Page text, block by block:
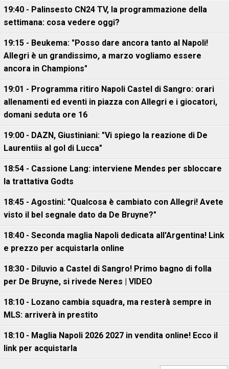
19:40 - Palinsesto CN24 TV, la programmazione della
settimana: cosa vedere oggi?
19:15 - Beukema: "Posso dare ancora tanto al Napoli!
Allegri è un grandissimo, a marzo vogliamo essere
ancora in Champions"
19:01 - Programma ritiro Napoli Castel di Sangro: orari
allenamenti ed eventi in piazza con Allegri e i giocatori,
domani seduta ore 16
19:00 - DAZN, Giustiniani: "Vi spiego la reazione di De
Laurentiis al gol di Lucca"
18:54 - Cassione Lang: interviene Mendes per sbloccare
la trattativa Godts
18:45 - Agostini: "Qualcosa è cambiato con Allegri! Avete
visto il bel segnale dato da De Bruyne?"
18:40 - Seconda maglia Napoli dedicata all'Argentina! Link
e prezzo per acquistarla online
18:30 - Diluvio a Castel di Sangro! Primo bagno di folla
per De Bruyne, si rivede Neres | VIDEO
18:10 - Lozano cambia squadra, ma resterà sempre in
MLS: arriverà in prestito
18:10 - Maglia Napoli 2026 2027 in vendita online! Ecco il
link per acquistarla